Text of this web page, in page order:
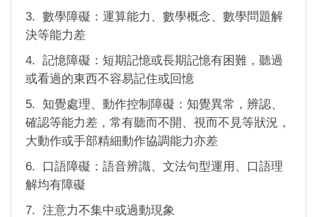
3. 數學障礙：運算能力、數學概念、數學問題解
決等能力差
4. 記憶障礙：短期記憶或長期記憶有困難，聽過
或看過的東西不容易記住或回憶
5. 知覺處理、動作控制障礙：知覺異常，辨認、
確認等能力差，常有聽而不開、視而不見等狀況，
大動作或手部精細動作協調能力亦差
6. 口語障礙：語音辨識、文法句型運用、口語理
解均有障礙
7. 注意力不集中或過動現象